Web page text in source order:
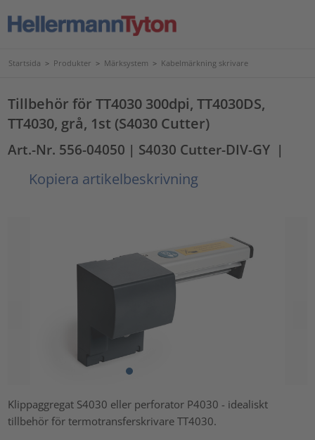
Startsida > Produkter > Märksystem > Kabelmärkning skrivare
Tillbehör för TT4030 300dpi, TT4030DS,
TT4030, grå, 1st (S4030 Cutter)
Art.-Nr. 556-04050 | S4030 Cutter-DIV-GY |
Kopiera artikelbeskrivning
Klippaggregat S4030 eller perforator P4030 - idealiskt
tillbehör för termotransferskrivare TT4030.